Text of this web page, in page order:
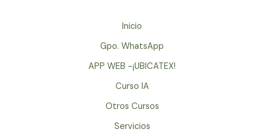
Inicio
Gpo. WhatsApp
APP WEB -¡UBICATEX!
Curso IA
Otros Cursos
Servicios